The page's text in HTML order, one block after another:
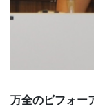
万全のビフォー